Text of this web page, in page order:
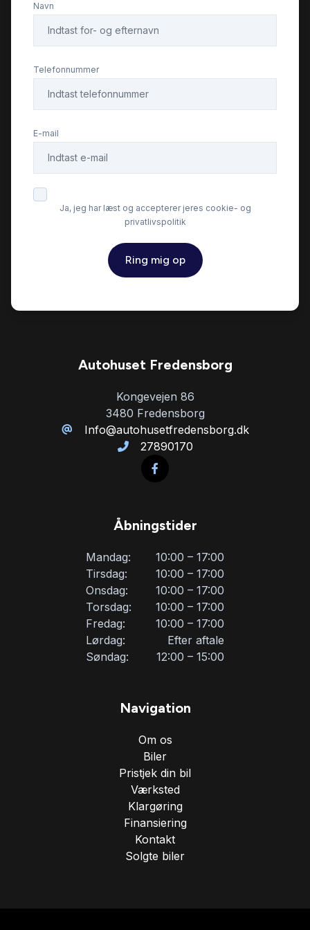
Isofix
Startspærre
Navn
Telefonnummer
E-mail
Ja, jeg har læst og accepterer jeres cookie- og
privatlivspolitik
Ring mig op
Autohuset Fredensborg
Kongevejen 86
3480 Fredensborg
Info@autohusetfredensborg.dk
27890170
Åbningstider
Mandag:
10:00 – 17:00
Tirsdag:
10:00 – 17:00
Onsdag:
10:00 – 17:00
Torsdag:
10:00 – 17:00
Fredag:
10:00 – 17:00
Lørdag:
Efter aftale
Søndag:
12:00 – 15:00
Navigation
Om os
Biler
Pristjek din bil
Værksted
Klargøring
Finansiering
Kontakt
Solgte biler